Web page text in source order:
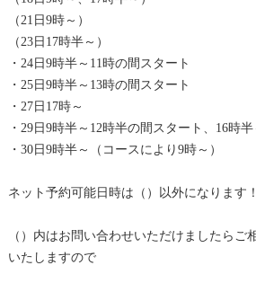
（21日9時～）
（23日17時半～）
・24日9時半～11時の間スタート
・25日9時半～13時の間スタート
・27日17時～
・29日9時半～12時半の間スタート、16時半
・30日9時半～（コースにより9時～）
ネット予約可能日時は（）以外になります！
（）内はお問い合わせいただけましたらご
いたしますので